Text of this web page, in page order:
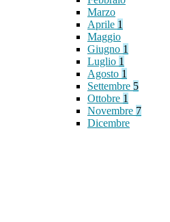
Marzo
Aprile 1
Maggio
Giugno 1
Luglio 1
Agosto 1
Settembre 5
Ottobre 1
Novembre 7
Dicembre